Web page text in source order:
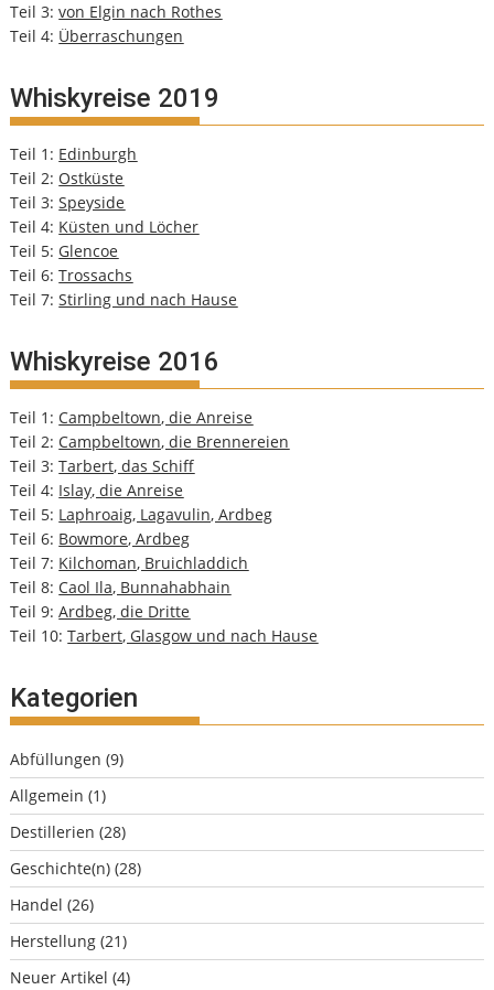
Teil 3:von Elgin nach Rothes
Teil 4: Überraschungen
Whiskyreise 2019
Teil 1: Edinburgh
Teil 2: Ostküste
Teil 3:Speyside
Teil 4: Küsten und Löcher
Teil 5: Glencoe
Teil 6:Trossachs
Teil 7:Stirling und nach Hause
Whiskyreise 2016
Teil 1: Campbeltown, die Anreise
Teil 2: Campbeltown, die Brennereien
Teil 3:Tarbert, das Schiff
Teil 4: Islay, die Anreise
Teil 5: Laphroaig, Lagavulin, Ardbeg
Teil 6: Bowmore, Ardbeg
Teil 7: Kilchoman, Bruichladdich
Teil 8: Caol Ila, Bunnahabhain
Teil 9:Ardbeg, die Dritte
Teil 10:Tarbert, Glasgow und nach Hause
Kategorien
Abfüllungen (9)
Allgemein (1)
Destillerien (28)
Geschichte(n) (28)
Handel (26)
Herstellung (21)
Neuer Artikel (4)